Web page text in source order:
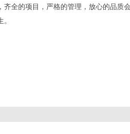
齐全的项目，严格的管理，放心的品质
。